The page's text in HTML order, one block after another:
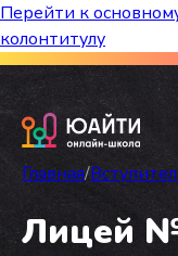
Перейти к
колонтитулу
Бесплатный
Главная/
Лицей